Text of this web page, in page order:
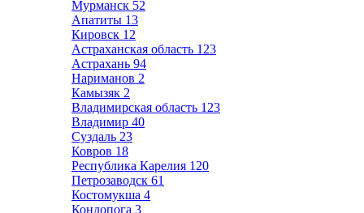
Мурманск 52
Апатиты 13
Кировск 12
Астраханская область 123
Астрахань 94
Нариманов 2
Камызяк 2
Владимирская область 123
Владимир 40
Суздаль 23
Ковров 18
Республика Карелия 120
Петрозаводск 61
Костомукша 4
Кондопога 3